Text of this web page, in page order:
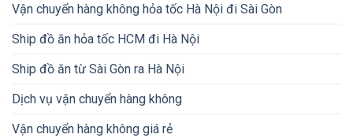
Vận chuyển hàng không hỏa tốc Hà Nội đi Sài Gòn
Ship đồ ăn hỏa tốc HCM đi Hà Nội
Ship đồ ăn từ Sài Gòn ra Hà Nội
Dịch vụ vận chuyển hàng không
Vận chuyển hàng không giá rẻ